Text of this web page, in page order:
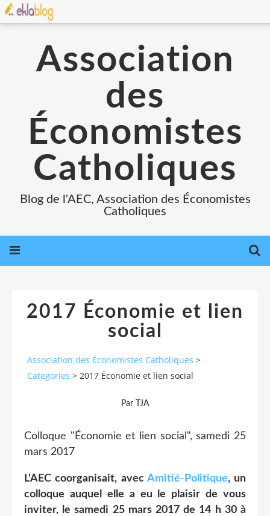
Association
des
Économistes
Catholiques
Blog de l'AEC, Association des Économistes
Catholiques
2017 Économie et lien
social
Association des Économistes Catholiques >
Categories > 2017 Économie et lien social
Par TJA
Colloque "Économie et lien social", samedi 25
mars 2017
L'AEC coorganisait, avec Amitié-Politique, un
colloque auquel elle a eu le plaisir de vous
inviter, le samedi 25 mars 2017 de 14 h 30 à